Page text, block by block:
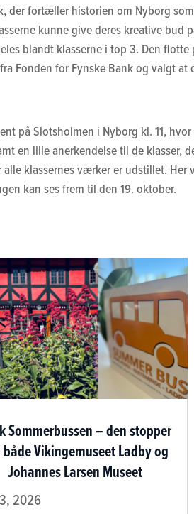
der fortæller historien om Nyborg
kunne give deres kreative
blandt klasserne i top 3. Den
Fonden for Fynske Bank og valgt
på Slotsholmen i Nyborg kl. 11,
en lille anerkendelse til de klasser,
klassernes værker er udstillet.
kan ses frem til den 19. oktober.
Sommerbussen – den stopper
Vikingemuseet Ladby og
Johannes Larsen Museet
2026